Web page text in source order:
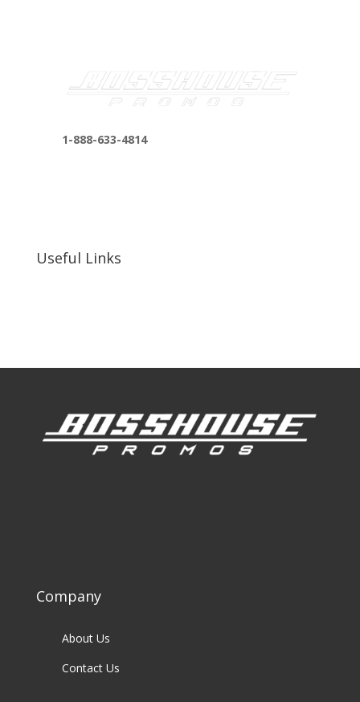
1-888-633-4814
Useful Links
Company
About Us
Contact Us